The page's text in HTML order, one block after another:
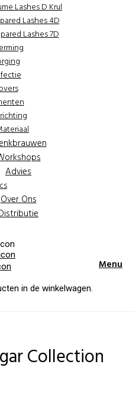
Lashes D Krul
Lashes 4D
Lashes 7D
Advies
Over Ons
in de winkelwagen.
Menu
Collection